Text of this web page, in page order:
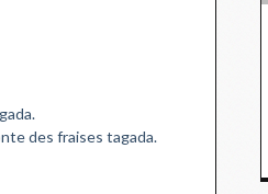
des fraises tagada.